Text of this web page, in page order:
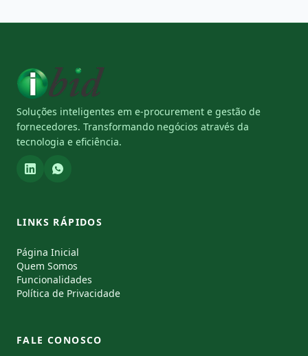
Soluções inteligentes em e-procurement e gestão de
fornecedores. Transformando negócios através da
tecnologia e eficiência.
LINKS RÁPIDOS
Página Inicial
Quem Somos
Funcionalidades
Política de Privacidade
FALE CONOSCO